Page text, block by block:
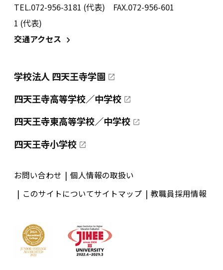
TEL.072-956-3181 (代表) FAX.072-956-601
1 (代表)
交通アクセス
学校法人 四天王寺学園
四天王寺高等学校／中学校
四天王寺東高等学校／中学校
四天王寺小学校
お問い合わせ
個人情報の取扱い
このサイトについてサイトマップ 教職員採用情報